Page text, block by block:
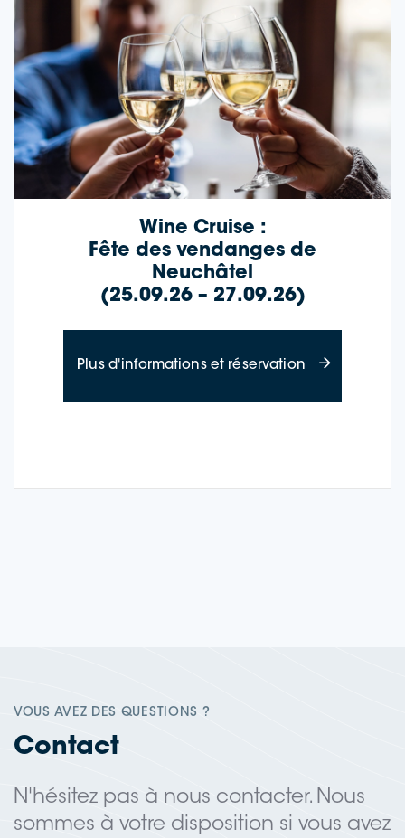
Wine Cruise :
Fête des vendanges de
Neuchâtel
(25.09.26 – 27.09.26)
Plus d'informations et réservationà propos de
VOUS AVEZ DES QUESTIONS ?
Contact
N'hésitez pas à nous contacter. Nous
sommes à votre disposition si vous avez